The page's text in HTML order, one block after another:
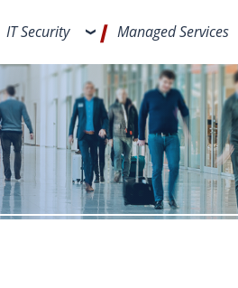
IT Security Managed Services